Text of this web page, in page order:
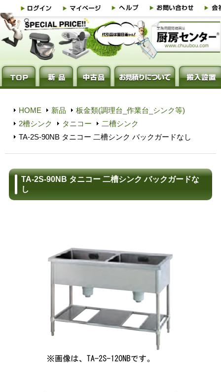
HOME 新品
板金類(調理台_作業台_シンク等)
2槽シンク
タニコー
二槽シンク
TA-2S-90NB タニコー 二槽シンク バックガードなし
TA-2S-90NB タニコー 二槽シンク バックガードな
し